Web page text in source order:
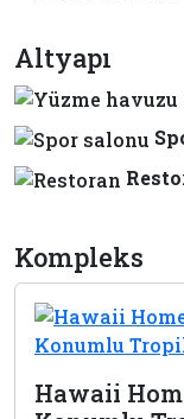
Altyapı
Kompleks
Hawaii